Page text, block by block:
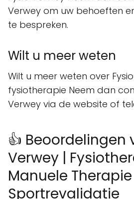
Verwey om uw behoeften
te bespreken.
Wilt u meer weten
Wilt u meer weten over
fysiotherapie Neem dan
Verwey via de website of
👍 Beoordelingen
Verwey |
Manuele
Sportrevalidatie